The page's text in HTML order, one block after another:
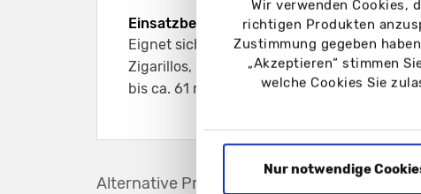
Wir verwenden Cookies,
richtigen Produkten
Zustimmung gegeben
„Akzeptieren“ stimmen
welche Cookies Sie
Nur notwendige
Einsatzbereich:
Eignet sich z. B. für kleine quadratische
Zigarillos, Schmuck und weitere Produkte
bis ca. 61 mm Dicke
Alternative Produkte